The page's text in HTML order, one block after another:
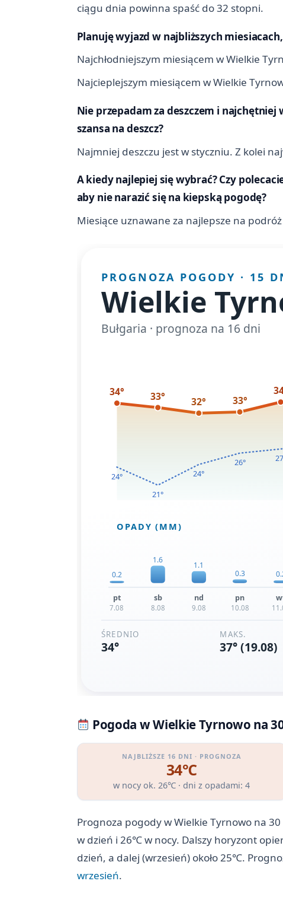
ciągu dnia powinna spaść do 32 stopni.
Planuję wyjazd w najbliższych
Najchłodniejszym miesiącem w Wielkie
Najcieplejszym miesiącem w Wielkie
Nie przepadam za deszczem i
szansa na deszcz?
Najmniej deszczu jest w styczniu. Z kolei
A kiedy najlepiej się wybrać? Czy
aby nie narazić się na kiepską pogodę?
Miesiące uznawane za najlepsze na
Pogoda w Wielkie Tyrnowo na
NAJBLIŻSZE 16 DNI · PROGNOZA
34℃
w nocy ok. 26℃ · dni z opadami: 4
Prognoza pogody w Wielkie Tyrnowo na
w dzień i 26℃ w nocy. Dalszy horyzont
dzień, a dalej (wrzesień) około 25℃.
wrzesień.